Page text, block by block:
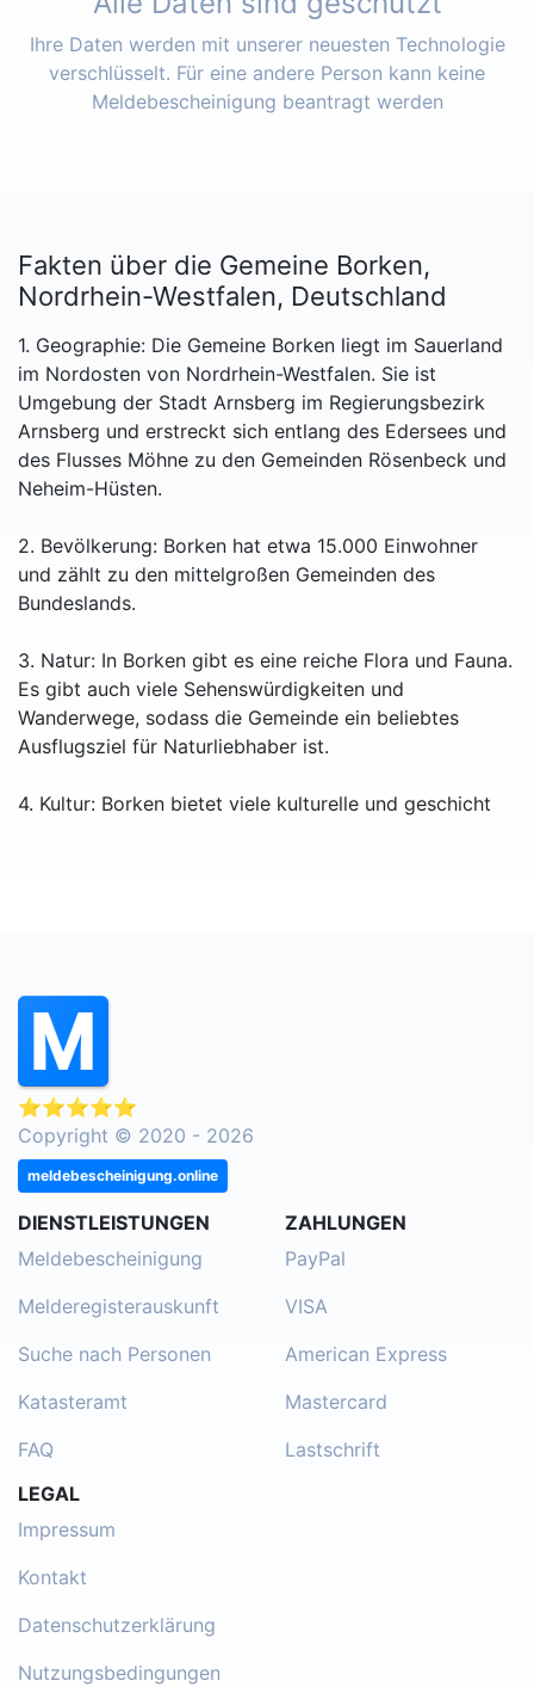
Ihre Daten werden mit unserer neuesten Technologie
verschlüsselt. Für eine andere Person kann keine
Meldebescheinigung beantragt werden
Fakten über die Gemeine Borken,
Nordrhein-Westfalen, Deutschland
1. Geographie: Die Gemeine Borken liegt im Sauerland
im Nordosten von Nordrhein-Westfalen. Sie ist
Umgebung der Stadt Arnsberg im Regierungsbezirk
Arnsberg und erstreckt sich entlang des Edersees und
des Flusses Möhne zu den Gemeinden Rösenbeck und
Neheim-Hüsten.
2. Bevölkerung: Borken hat etwa 15.000 Einwohner
und zählt zu den mittelgroßen Gemeinden des
Bundeslands.
3. Natur: In Borken gibt es eine reiche Flora und Fauna.
Es gibt auch viele Sehenswürdigkeiten und
Wanderwege, sodass die Gemeinde ein beliebtes
Ausflugsziel für Naturliebhaber ist.
4. Kultur: Borken bietet viele kulturelle und geschicht
⭐⭐⭐⭐⭐
Copyright © 2020 - 2026
meldebescheinigung.online
DIENSTLEISTUNGEN
Meldebescheinigung
Melderegisterauskunft
Suche nach Personen
Katasteramt
FAQ
ZAHLUNGEN
PayPal
VISA
American Express
Mastercard
Lastschrift
LEGAL
Impressum
Kontakt
Datenschutzerklärung
Nutzungsbedingungen